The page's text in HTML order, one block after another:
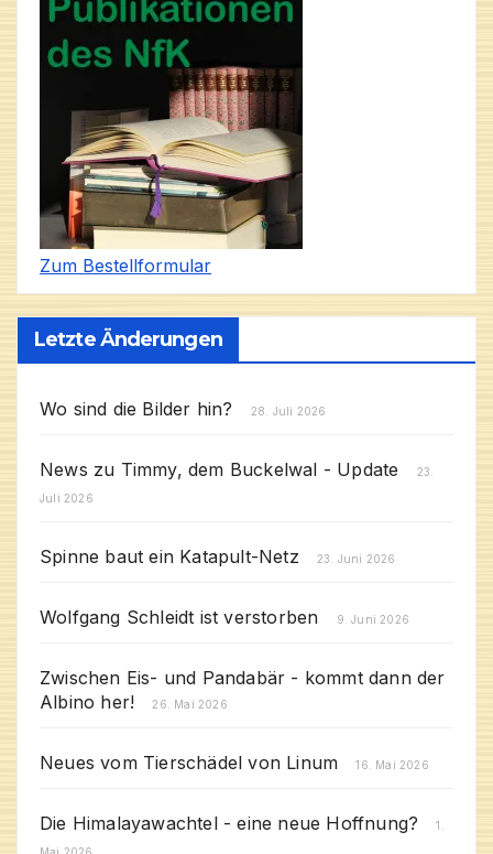
Zum Bestellformular
Letzte Änderungen
Wo sind die Bilder hin? 28. Juli 2026
News zu Timmy, dem Buckelwal - Update
23.
Juli 2026
Spinne baut ein Katapult-Netz 23. Juni 2026
Wolfgang Schleidt ist verstorben 9. Juni 2026
Zwischen Eis- und Pandabär - kommt dann der
Albino her!
26. Mai 2026
Neues vom Tierschädel von Linum 16. Mai 2026
Die Himalayawachtel - eine neue Hoffnung?
1.
Mai 2026